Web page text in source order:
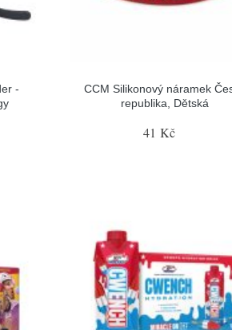
-
CCM Silikonový náramek
republika, Dětská
41 Kč